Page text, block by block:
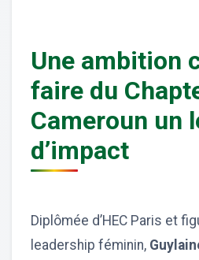
Une ambition
faire du
Cameroun un
d’impact
Diplômée d’HEC Paris et
leadership féminin,